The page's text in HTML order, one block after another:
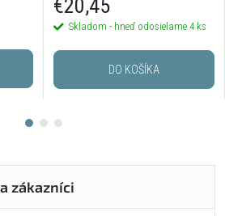
€20,45
Skladom - hneď odosielame 4 ks
DO KOŠÍKA